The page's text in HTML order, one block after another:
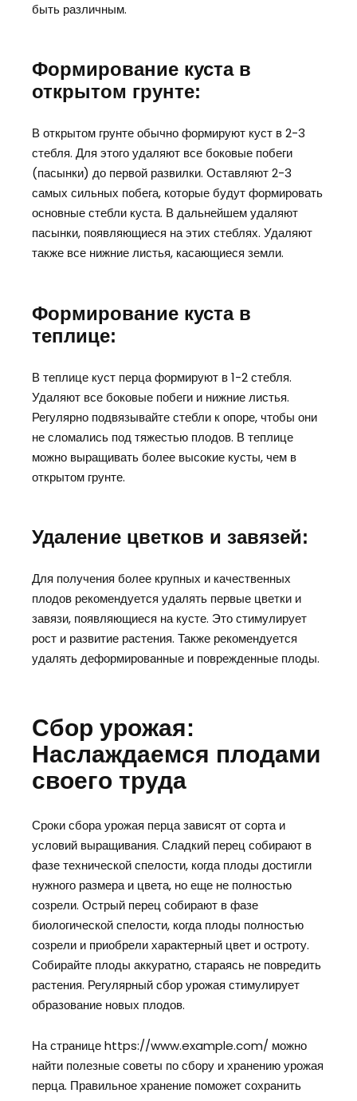
быть различным.
Формирование куста в
открытом грунте:
В открытом грунте обычно формируют куст в 2-3
стебля. Для этого удаляют все боковые побеги
(пасынки) до первой развилки. Оставляют 2-3
самых сильных побега, которые будут формировать
основные стебли куста. В дальнейшем удаляют
пасынки, появляющиеся на этих стеблях. Удаляют
также все нижние листья, касающиеся земли.
Формирование куста в
теплице:
В теплице куст перца формируют в 1-2 стебля.
Удаляют все боковые побеги и нижние листья.
Регулярно подвязывайте стебли к опоре, чтобы они
не сломались под тяжестью плодов. В теплице
можно выращивать более высокие кусты, чем в
открытом грунте.
Удаление цветков и завязей:
Для получения более крупных и качественных
плодов рекомендуется удалять первые цветки и
завязи, появляющиеся на кусте. Это стимулирует
рост и развитие растения. Также рекомендуется
удалять деформированные и поврежденные плоды.
Сбор урожая:
Наслаждаемся плодами
своего труда
Сроки сбора урожая перца зависят от сорта и
условий выращивания. Сладкий перец собирают в
фазе технической спелости, когда плоды достигли
нужного размера и цвета, но еще не полностью
созрели. Острый перец собирают в фазе
биологической спелости, когда плоды полностью
созрели и приобрели характерный цвет и остроту.
Собирайте плоды аккуратно, стараясь не повредить
растения. Регулярный сбор урожая стимулирует
образование новых плодов.
На странице https://www.example.com/ можно
найти полезные советы по сбору и хранению урожая
перца. Правильное хранение поможет сохранить